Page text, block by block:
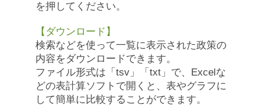
を押してください。
【ダウンロード】
検索などを使って一覧に表示された政策の
内容をダウンロードできます。
ファイル形式は「tsv」「txt」で、Excelな
どの表計算ソフトで開くと、表やグラフに
して簡単に比較することができます。